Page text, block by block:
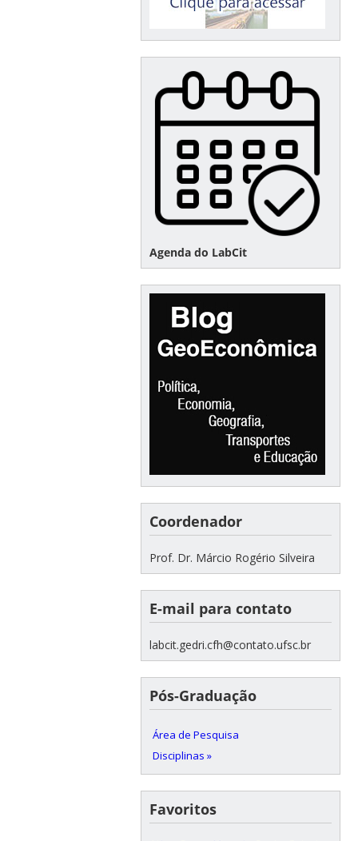
Agenda do LabCit
Coordenador
Prof. Dr. Márcio Rogério Silveira
E-mail para contato
labcit.gedri.cfh@contato.ufsc.br
Pós-Graduação
Área de Pesquisa
Disciplinas »
Favoritos